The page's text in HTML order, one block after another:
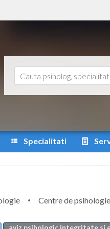
Specialitati
Centre de psihologie
aviz psihologic integritate si